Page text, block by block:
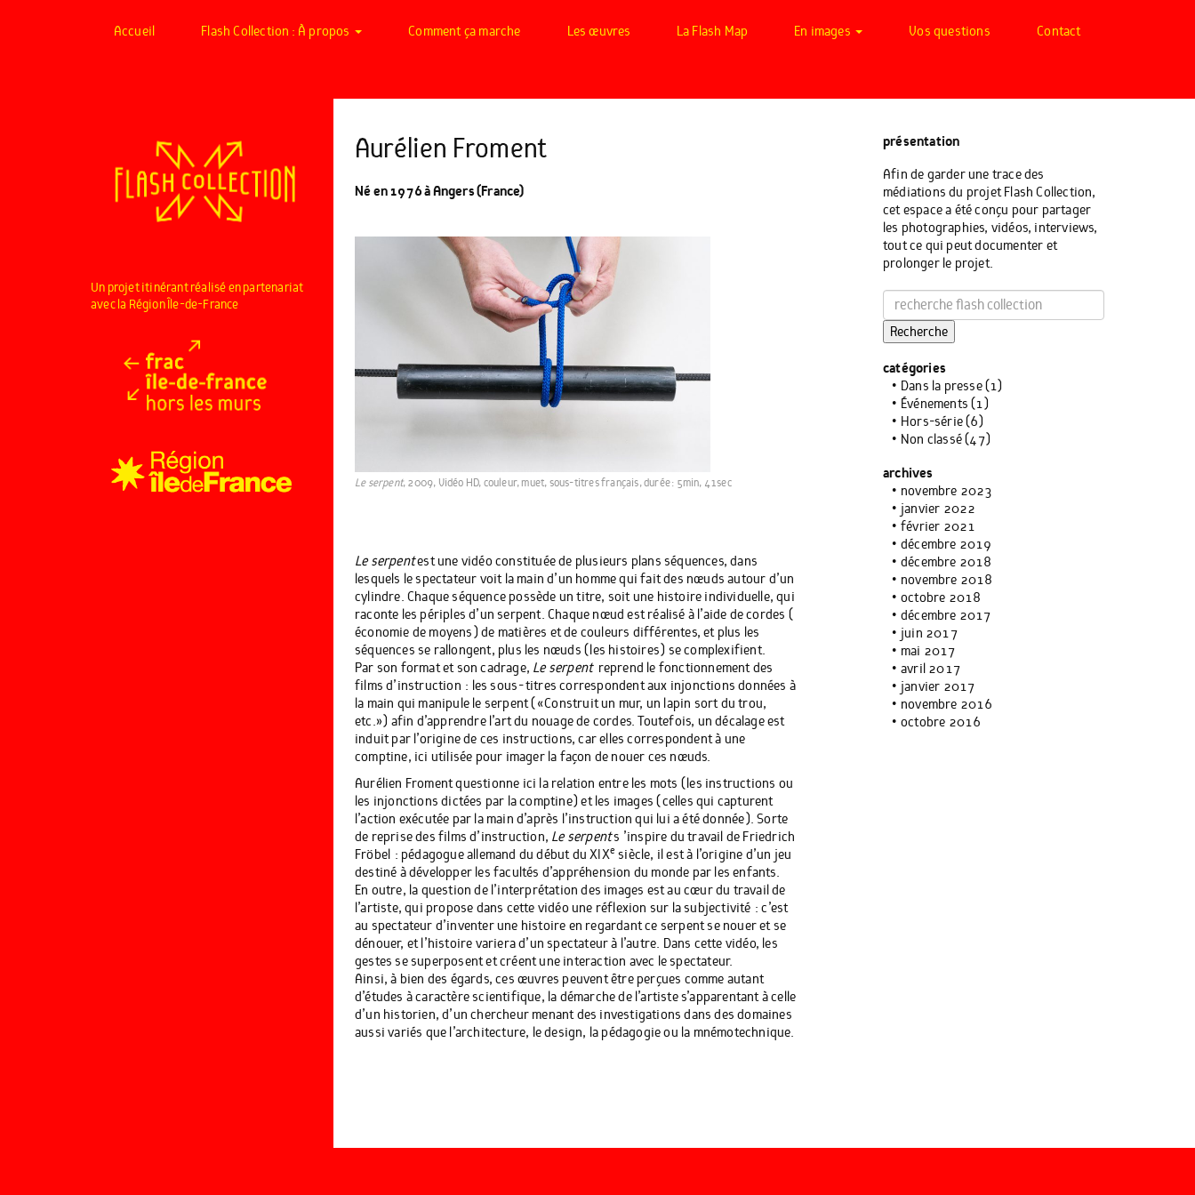
Accueil Flash Collection : À propos Comment ça marche Les œuvres La Flash Map En images Vos questions Contact
Aurélien Froment
Né en 1976 à Angers (France)
Le serpent, 2009, Vidéo HD, couleur, muet, sous-titres français, durée : 5min, 41sec
Le serpentest une vidéo constituée de plusieurs plans séquences, dans
lesquels le spectateur voit la main d’un homme qui fait des nœuds autour d’un
cylindre. Chaque séquence possède un titre, soit une histoire individuelle, qui
raconte les périples d’un serpent. Chaque nœud est réalisé à l’aide de cordes (
économie de moyens ) de matières et de couleurs différentes, et plus les
séquences se rallongent, plus les nœuds ( les histoires ) se complexifient.
Par son format et son cadrage, Le serpent reprend le fonctionnement des
films d’instruction : les sous - titres correspondent aux injonctions données à
la main qui manipule le serpent ( « Construit un mur, un lapin sort du trou,
etc.» ) afin d’apprendre l’art du nouage de cordes. Toutefois, un décalage est
induit par l’origine de ces instructions, car elles correspondent à une
comptine, ici utilisée pour imager la façon de nouer ces nœuds.
Aurélien Froment questionne ici la relation entre les mots ( les instructions ou
les injonctions dictées par la comptine ) et les images ( celles qui capturent
l’action exécutée par la main d’après l’instruction qui lui a été donnée ). Sorte
de reprise des films d’instruction, Le serpents ’inspire du travail de Friedrich
Fröbel : pédagogue allemand du début duXIXe siècle, il est à l’origine d’un jeu
destiné à développer les facultés d’appréhension du monde par les enfants.
En outre, la question de l’interprétation des images est au cœur du travail de
l’artiste, qui propose dans cette vidéo une réflexion sur la subjectivité : c’est
au spectateur d’inventer une histoire en regardant ce serpent se nouer et se
dénouer, et l’histoire variera d’un spectateur à l’autre. Dans cette vidéo, les
gestes se superposent et créent une interaction avec le spectateur.
Ainsi, à bien des égards, ces œuvres peuvent être perçues comme autant
d’études à caractère scientifique, la démarche de l’artistes’apparentant à celle
d’un historien, d’un chercheur menant des investigations dans des domaines
aussi variés que l’architecture, le design, la pédagogie ou la mnémotechnique.
présentation
Afin de garder une trace des
médiations du projet Flash Collection,
cet espace a été conçu pour partager
les photographies, vidéos, interviews,
tout ce qui peut documenter et
prolonger le projet.
Recherche
catégories
Dans la presse(1)
Événements (1)
Hors-série(6)
Non classé(47)
archives
novembre 2023
janvier 2022
février 2021
décembre 2019
décembre 2018
novembre 2018
octobre 2018
décembre 2017
juin 2017
mai 2017
avril 2017
janvier 2017
novembre 2016
octobre 2016
Un projet itinérant réalisé en partenariat
avec la Région Île-de-France